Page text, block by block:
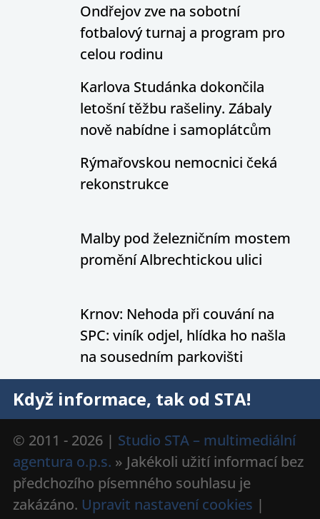
Ondřejov zve na sobotní
fotbalový turnaj a program pro
celou rodinu
Karlova Studánka dokončila
letošní těžbu rašeliny. Zábaly
nově nabídne i samoplátcům
Rýmařovskou nemocnici čeká
rekonstrukce
Malby pod železničním mostem
promění Albrechtickou ulici
Krnov: Nehoda při couvání na
SPC: viník odjel, hlídka ho našla
na sousedním parkovišti
Když informace, tak od STA!
© 2011 - 2026 | Studio STA – multimediální
agentura o.p.s. » Jakékoli užití informací bez
předchozího písemného souhlasu je
zakázáno. Upravit nastavení cookies |